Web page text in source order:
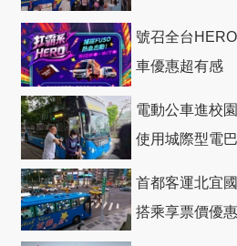
號召全台
車優惠超有感
電動公車進校
使用城際型電
首都客運北宜
搭乘享票價優惠